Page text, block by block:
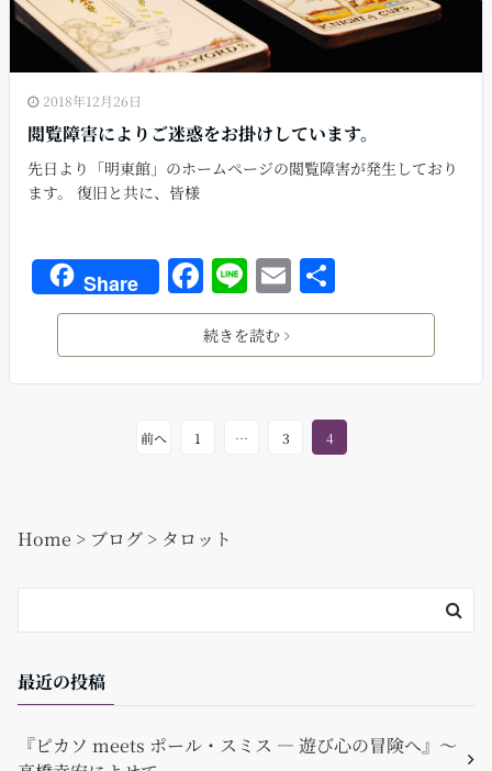
2018年12月26日
閲覧障害によりご迷惑をお掛けしています。
先日より「明東館」のホームページの閲覧障害が発生しており
ます。 復旧と共に、皆様
Share F
a
c
e
k
Li
n
e
E
m
ai
l
有
続きを読む
前へ 1 … 3 4
Home > ブログ > タロット
最近の投稿
『ピカソ meets ポール・スミス ― 遊び心の冒険へ』〜